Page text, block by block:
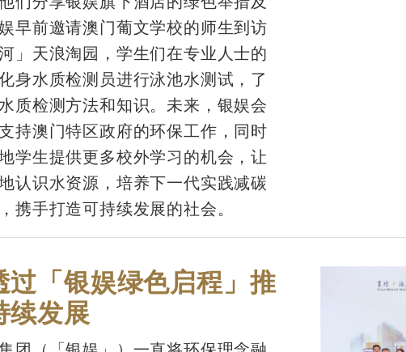
早前邀请澳门葡文学校的师生到访
河」天浪淘园，学生们在专业人士的
身水质检测员进行泳池水测试，了
质检测方法和知识。未来，银娱会
持澳门特区政府的环保工作，同时
学生提供更多校外学习的机会，让
认识水资源，培养下一代实践减碳
携手打造可持续发展的社会。
过「银娱绿色启程」推
续发展